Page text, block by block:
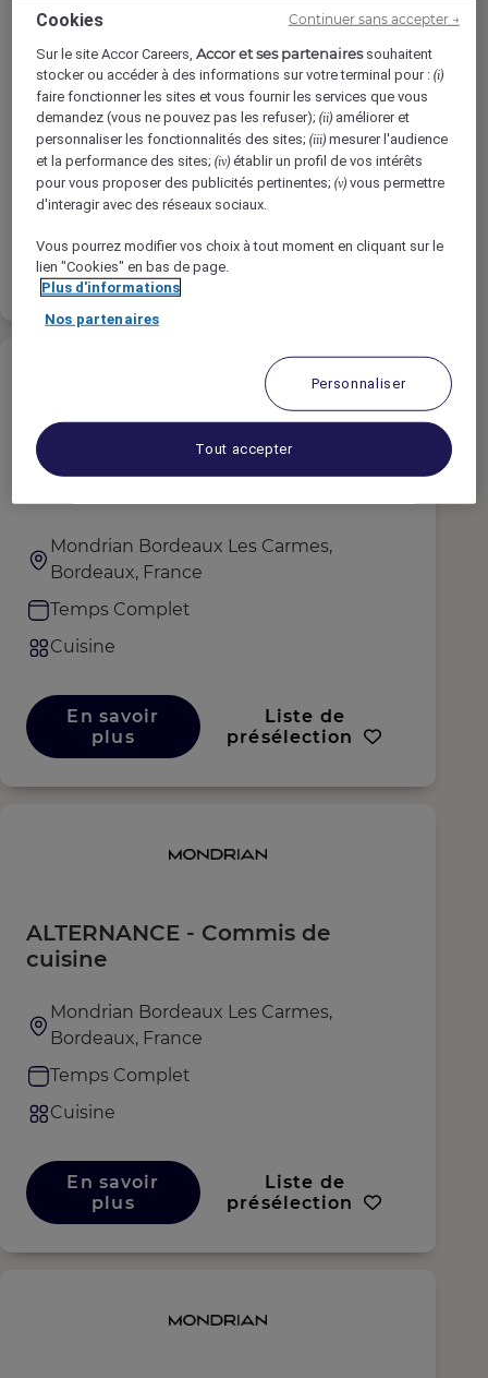
CDD / CDI
Mondrian Bordeaux Les Carmes,
Bordeaux, France
Temps Complet
Cuisine
En savoir
plus
Liste de
présélection
Commis de pâtisserie
Mondrian Bordeaux Les Carmes,
Bordeaux, France
Temps Complet
Cuisine
En savoir
plus
Liste de
présélection
ALTERNANCE - Commis de
cuisine
Mondrian Bordeaux Les Carmes,
Bordeaux, France
Temps Complet
Cuisine
En savoir
plus
Liste de
présélection
Cookies
Sur le site Accor Careers,Accor et ses partenairessouhaitent
stocker ou accéder à des informations sur votre terminal pour :(i)
faire fonctionner les sites et vous fournir les services que vous
demandez (vous ne pouvez pas les refuser);(ii) améliorer et
personnaliser les fonctionnalités des sites;(iii) mesurer l'audience
et la performance des sites;(iv) établir un profil de vos intérêts
pour vous proposer des publicités pertinentes;(v) vous permettre
d'interagir avec des réseaux sociaux.
Vous pourrez modifier vos choix à tout moment en cliquant sur le
lien "Cookies" en bas de page.
Plus d'informations
Nos partenaires
Personnaliser
Tout accepter
Continuer sans accepter →